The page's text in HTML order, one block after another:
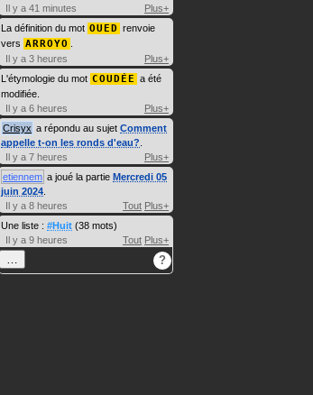
Il y a 41 minutes
Plus+
La définition du mot OUED renvoie
vers ARROYO
Il y a 3 heures
Plus+
L'étymologie du mot COUDÉE a été
modifiée.
Il y a 6 heures
Plus+
Crisyx a répondu au sujet Comment
appelle t-on les ronds d'eau?
Il y a 7 heures
Plus+
etiennem a joué la partie Mercredi 05
juin 2024
Il y a 8 heures
Tout Plus+
Une liste : #Huit (38 mots)
Il y a 9 heures
Tout Plus+
… ?